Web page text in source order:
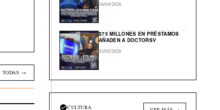
TODAS →
16/04/2026
$75 MILLONES EN PRÉSTAMOS
AÑADEN A DOCTORSV
23/02/2026
CULTURA